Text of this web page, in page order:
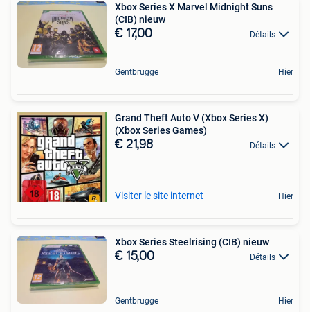
Xbox Series X Marvel Midnight Suns
(CIB) nieuw
€ 17,00 Détails
Gentbrugge Hier
Grand Theft Auto V (Xbox Series X)
(Xbox Series Games)
€ 21,98 Détails
Visiter le site internet Hier
Xbox Series Steelrising (CIB) nieuw
€ 15,00 Détails
Gentbrugge Hier